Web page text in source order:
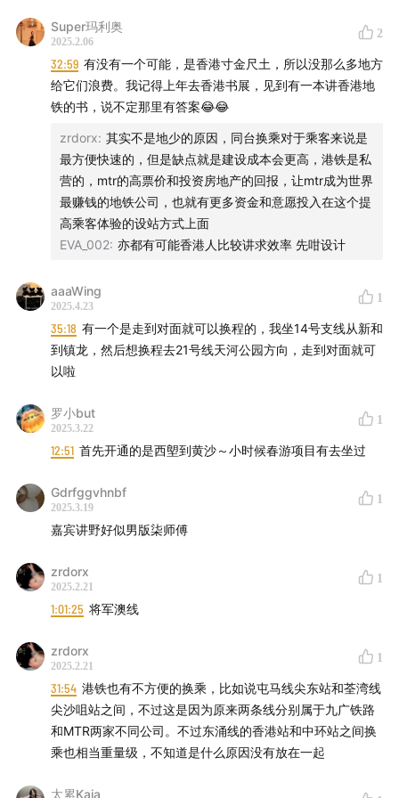
3、2.0新版贴纸：shop90986035.m.youzan.com
————————————————————
* DISC JOKER 唱片店&播客现场
广州市越秀区庙前西街 48 号一方东山创意园二楼中庭
* DISC JOKER 出品的其他播客
大浪淘胶、超级大湾+、偷偷下班、The Corner 角落（英
可在小宇宙、网易云音乐、苹果播客、Spotify、喜马拉
雅、QQ音乐等音频播客平台订阅收听，我们也开通了带字
Super玛利奥
2025.2.06
2
32:59 有没有一个可能，是香港寸金尺土，所以没那么多地方
给它们浪费。我记得上年去香港书展，见到有一本讲香港地
铁的书，说不定那里有答案😂😂
zrdorx: 其实不是地少的原因，同台换乘对于乘客来说是
最方便快速的，但是缺点就是建设成本会更高，港铁是私
营的，mtr的高票价和投资房地产的回报，让mtr成为世界
最赚钱的地铁公司，也就有更多资金和意愿投入在这个提
高乘客体验的设站方式上面
EVA_002: 亦都有可能香港人比较讲求效率 先咁设计
aaaWing
2025.4.23
1
35:18 有一个是走到对面就可以换程的，我坐14号支线从新和
到镇龙，然后想换程去21号线天河公园方向，走到对面就可
以啦
罗小but
2025.3.22
1
12:51 首先开通的是西塱到黄沙～小时候春游项目有去坐过
Gdrfggvhnbf
2025.3.19
1
嘉宾讲野好似男版柒师傅
zrdorx
2025.2.21
1
1:01:25 将军澳线
zrdorx
2025.2.21
1
31:54 港铁也有不方便的换乘，比如说屯马线尖东站和荃湾线
尖沙咀站之间，不过这是因为原来两条线分别属于九广铁路
和MTR两家不同公司。不过东涌线的香港站和中环站之间换
乘也相当重量级，不知道是什么原因没有放在一起
太累Kaia